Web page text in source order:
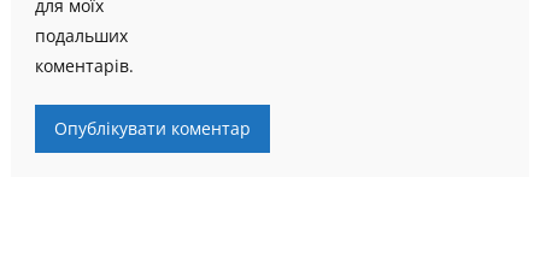
для моїх
подальших
коментарів.